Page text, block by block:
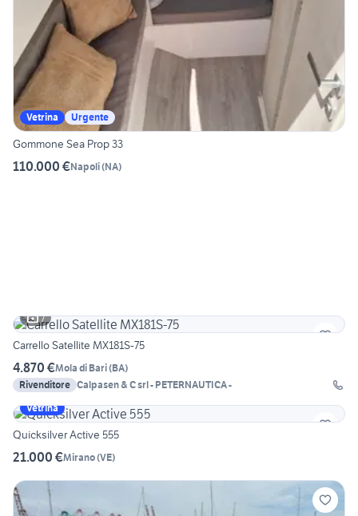
Vetrina Urgente
Gommone Sea Prop 33
110.000 €Napoli(NA)
7
Carrello Satellite MX181S-75
4.870 €Mola di Bari(BA)
Rivenditore Calpasen & C srl - PETERNAUTICA -
Vetrina
Quicksilver Active 555
21.000 €Mirano(VE)